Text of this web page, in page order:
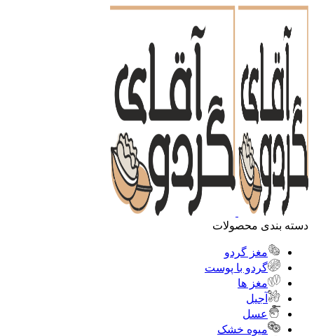
دسته بندی محصولات
مغز گردو
گردو با پوست
مغز ها
آجیل
عسل
میوه خشک